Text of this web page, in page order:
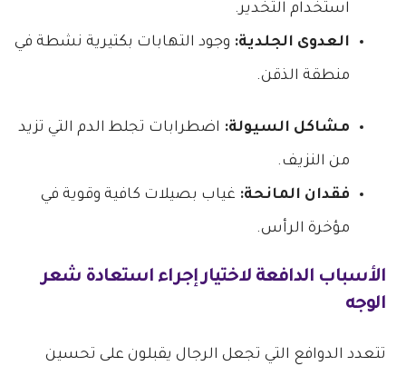
استخدام التخدير.
العدوى الجلدية: وجود التهابات بكتيرية نشطة في
منطقة الذقن.
مشاكل السيولة: اضطرابات تجلط الدم التي تزيد
من النزيف.
فقدان المانحة: غياب بصيلات كافية وقوية في
مؤخرة الرأس.
الأسباب الدافعة لاختيار إجراء استعادة شعر
الوجه
تتعدد الدوافع التي تجعل الرجال يقبلون على تحسين